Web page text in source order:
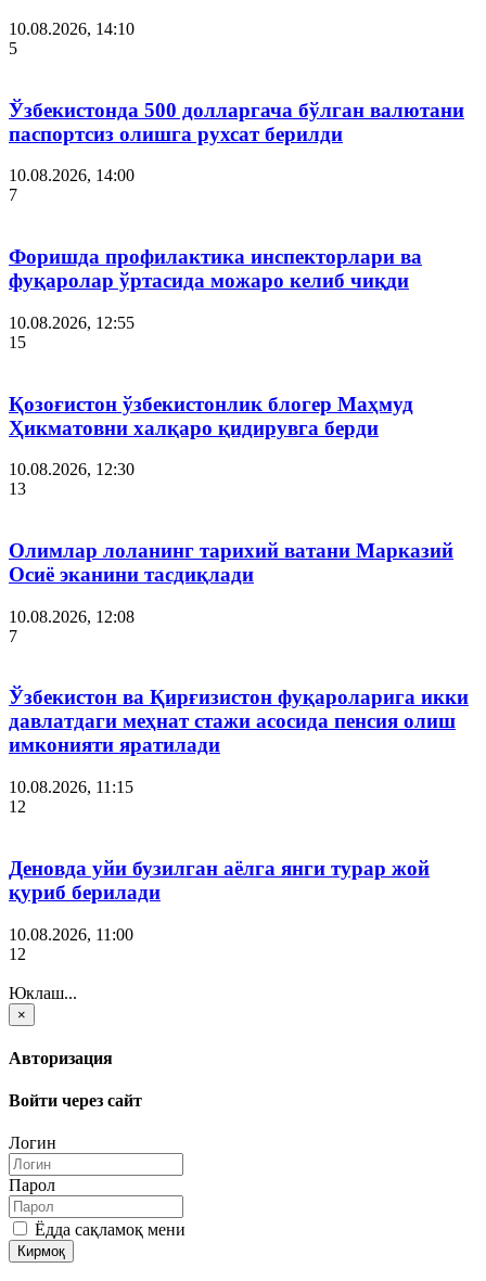
10.08.2026, 14:10
5
Ўзбекистонда 500 долларгача бўлган валютани
паспортсиз олишга рухсат берилди
10.08.2026, 14:00
7
Форишда профилактика инспекторлари ва
фуқаролар ўртасида можаро келиб чиқди
10.08.2026, 12:55
15
Қозоғистон ўзбекистонлик блогер Маҳмуд
Ҳикматовни халқаро қидирувга берди
10.08.2026, 12:30
13
Олимлар лоланинг тарихий ватани Марказий
Осиё эканини тасдиқлади
10.08.2026, 12:08
7
Ўзбекистон ва Қирғизистон фуқароларига икки
давлатдаги меҳнат стажи асосида пенсия олиш
имконияти яратилади
10.08.2026, 11:15
12
Деновда уйи бузилган аёлга янги турар жой
қуриб берилади
10.08.2026, 11:00
12
Юклаш...
×
Авторизация
Войти через сайт
Логин
Парол
Ёдда сақламоқ мени